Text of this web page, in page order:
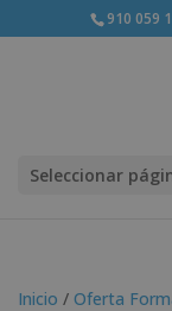
910 059
Seleccionar
Inicio / Oferta